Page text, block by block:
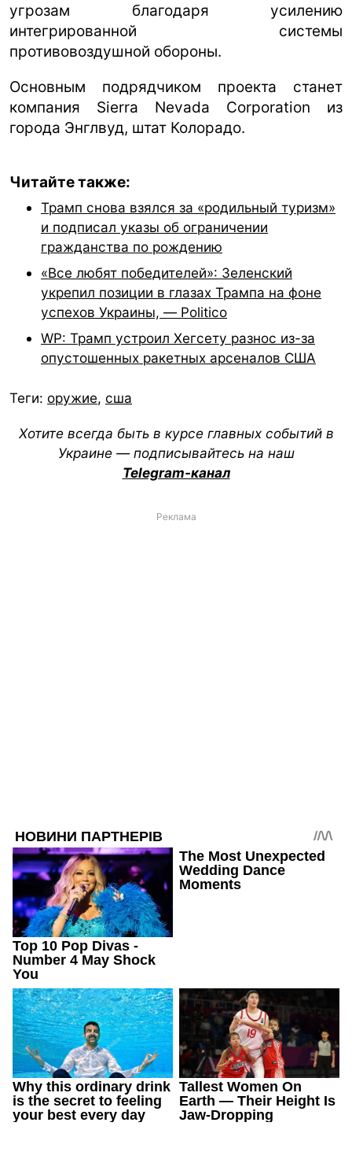
угрозам благодаря усилению
интегрированной системы
противовоздушной обороны.
Основным подрядчиком проекта станет
компания Sierra Nevada Corporation из
города Энглвуд, штат Колорадо.
Читайте также:
Трамп снова взялся за «родильный туризм»
и подписал указы об ограничении
гражданства по рождению
«Все любят победителей»: Зеленский
укрепил позиции в глазах Трампа на фоне
успехов Украины, — Politico
WP: Трамп устроил Хегсету разнос из-за
опустошенных ракетных арсеналов США
Теги: оружие, сша
Хотите всегда быть в курсе главных событий в
Украине — подписывайтесь на наш
Telegram-канал
Реклама